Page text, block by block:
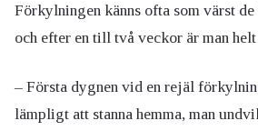
Förkylningen känns ofta som värst
och efter en till två veckor är man
– Första dygnen vid en rejäl
lämpligt att stanna hemma, man